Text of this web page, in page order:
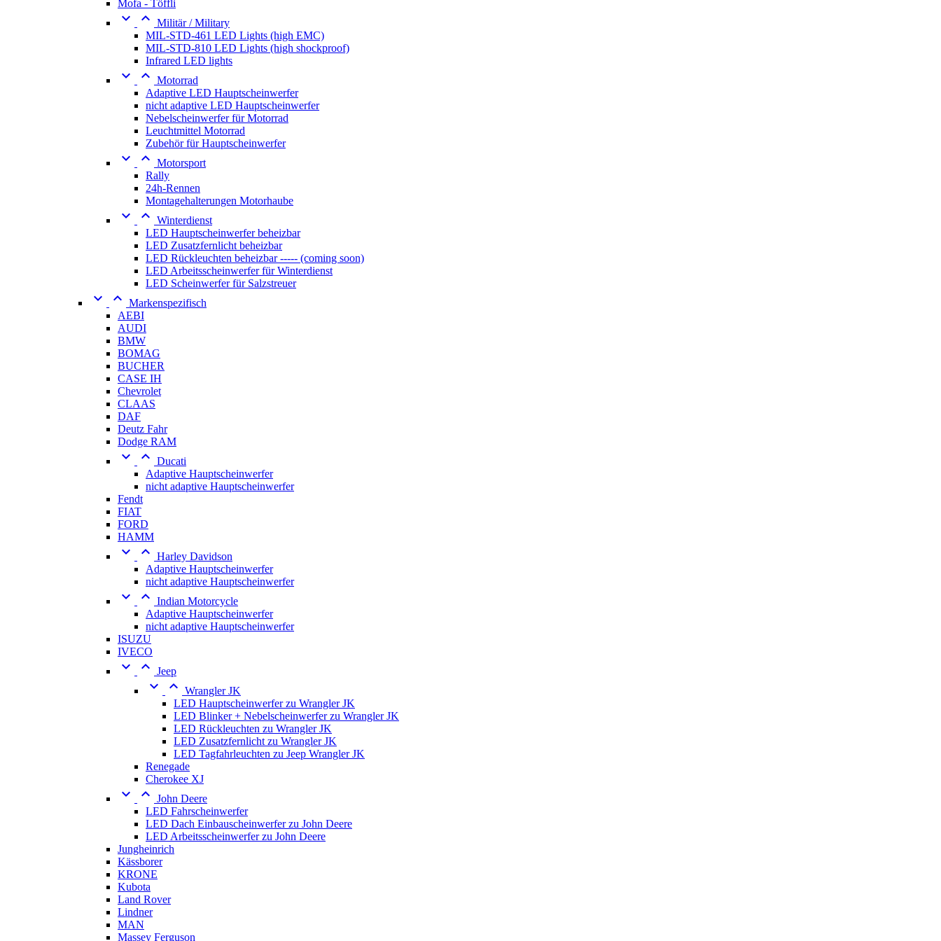
Mofa - Töffli
  Militär / Military
MIL-STD-461 LED Lights (high EMC)
MIL-STD-810 LED Lights (high shockproof)
Infrared LED lights
  Motorrad
Adaptive LED Hauptscheinwerfer
nicht adaptive LED Hauptscheinwerfer
Nebelscheinwerfer für Motorrad
Leuchtmittel Motorrad
Zubehör für Hauptscheinwerfer
  Motorsport
Rally
24h-Rennen
Montagehalterungen Motorhaube
  Winterdienst
LED Hauptscheinwerfer beheizbar
LED Zusatzfernlicht beheizbar
LED Rückleuchten beheizbar ----- (coming soon)
LED Arbeitsscheinwerfer für Winterdienst
LED Scheinwerfer für Salzstreuer
  Markenspezifisch
AEBI
AUDI
BMW
BOMAG
BUCHER
CASE IH
Chevrolet
CLAAS
DAF
Deutz Fahr
Dodge RAM
  Ducati
Adaptive Hauptscheinwerfer
nicht adaptive Hauptscheinwerfer
Fendt
FIAT
FORD
HAMM
  Harley Davidson
Adaptive Hauptscheinwerfer
nicht adaptive Hauptscheinwerfer
  Indian Motorcycle
Adaptive Hauptscheinwerfer
nicht adaptive Hauptscheinwerfer
ISUZU
IVECO
  Jeep
  Wrangler JK
LED Hauptscheinwerfer zu Wrangler JK
LED Blinker + Nebelscheinwerfer zu Wrangler JK
LED Rückleuchten zu Wrangler JK
LED Zusatzfernlicht zu Wrangler JK
LED Tagfahrleuchten zu Jeep Wrangler JK
Renegade
Cherokee XJ
  John Deere
LED Fahrscheinwerfer
LED Dach Einbauscheinwerfer zu John Deere
LED Arbeitsscheinwerfer zu John Deere
Jungheinrich
Kässborer
KRONE
Kubota
Land Rover
Lindner
MAN
Massey Ferguson